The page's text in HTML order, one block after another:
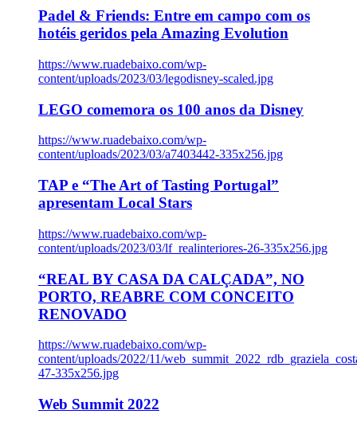
Padel & Friends: Entre em campo com os
hotéis geridos pela Amazing Evolution
https://www.ruadebaixo.com/wp-
content/uploads/2023/03/legodisney-scaled.jpg
LEGO comemora os 100 anos da Disney
https://www.ruadebaixo.com/wp-
content/uploads/2023/03/a7403442-335x256.jpg
TAP e “The Art of Tasting Portugal”
apresentam Local Stars
https://www.ruadebaixo.com/wp-
content/uploads/2023/03/lf_realinteriores-26-335x256.jpg
“REAL BY CASA DA CALÇADA”, NO
PORTO, REABRE COM CONCEITO
RENOVADO
https://www.ruadebaixo.com/wp-
content/uploads/2022/11/
47-335x256.jpg
Web Summit 2022